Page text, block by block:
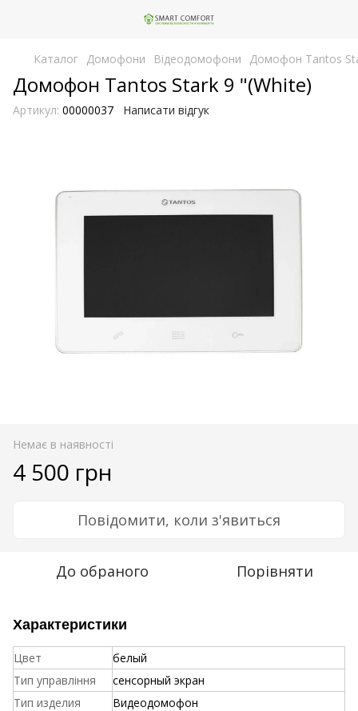
Каталог Домофони Відеодомофони Домофон Tantos
Домофон Tantos Stark 9 "(White)
Артикул: 00000037 Написати відгук
Немає в наявності
4 500 грн
Повідомити, коли з'явиться
До обраного Порівняти
Характеристики
Цвет
белый
Тип управління
сенсорный экран
Тип изделия
Видеодомофон